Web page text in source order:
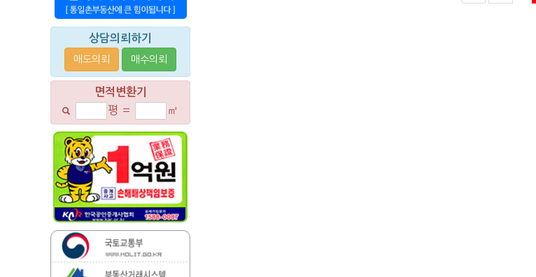
상담의뢰하기
매도의뢰 매수의뢰
면적변환기
평 = ㎡